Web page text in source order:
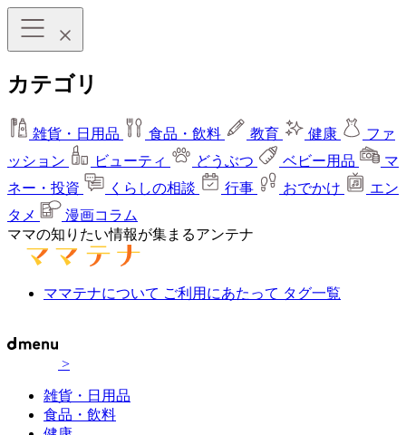
カテゴリ
雑貨・日用品 食品・飲料 教育 健康
ファ
ッション
ビューティ どうぶつ ベビー用品
マ
ネー・投資
くらしの相談 行事 おでかけ
エン
タメ
漫画コラム
ママの知りたい情報が集まるアンテナ
ママテナについて ご利用にあたって タグ一覧
>
雑貨・日用品
食品・飲料